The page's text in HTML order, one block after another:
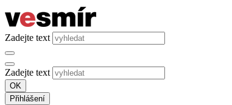
Zadejte text
Zadejte text
OK
Přihlášení